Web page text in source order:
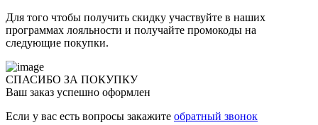
Для того чтобы получить скидку участвуйте в наших
программах лояльности и получайте промокоды на
следующие покупки.
СПАСИБО ЗА ПОКУПКУ
Ваш заказ успешно оформлен
Если у вас есть вопросы закажите обратный звонок